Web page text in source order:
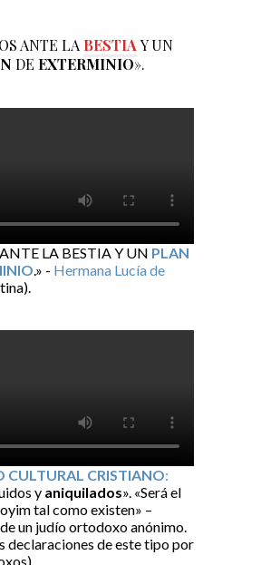
ANTE LA BESTIA Y UN
DE EXTERMINIO».
LA BESTIA Y UN PLAN
.» - Hermana Lucía de
CULTURAL CRISTIANO:
y aniquilados». «Será el
tal como existen» –
un judío ortodoxo anónimo.
declaraciones de este tipo por